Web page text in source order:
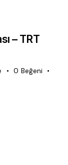
– TRT
0 Beğeni